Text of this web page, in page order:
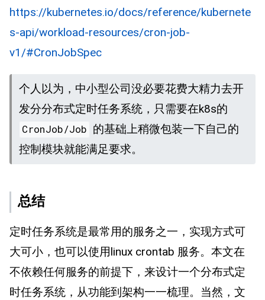
https://kubernetes.io/docs/reference/kubernete
s-api/workload-resources/cron-job-
v1/#CronJobSpec
个人以为，中小型公司没必要花费大精力去开
发分分布式定时任务系统，只需要在k8s的
CronJob/Job 的基础上稍微包装一下自己的
控制模块就能满足要求。
总结
定时任务系统是最常用的服务之一，实现方式可
大可小，也可以使用linux crontab 服务。本文在
不依赖任何服务的前提下，来设计一个分布式定
时任务系统，从功能到架构一一梳理。当然，文